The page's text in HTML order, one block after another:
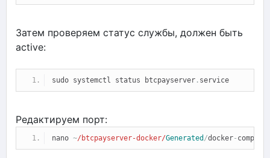
Затем проверяем статус службы, должен быть
active:
sudo systemctl status btcpayserver . service
Редактируем порт:
nano ~/btcpayserver-docker/Generated /docker- compose